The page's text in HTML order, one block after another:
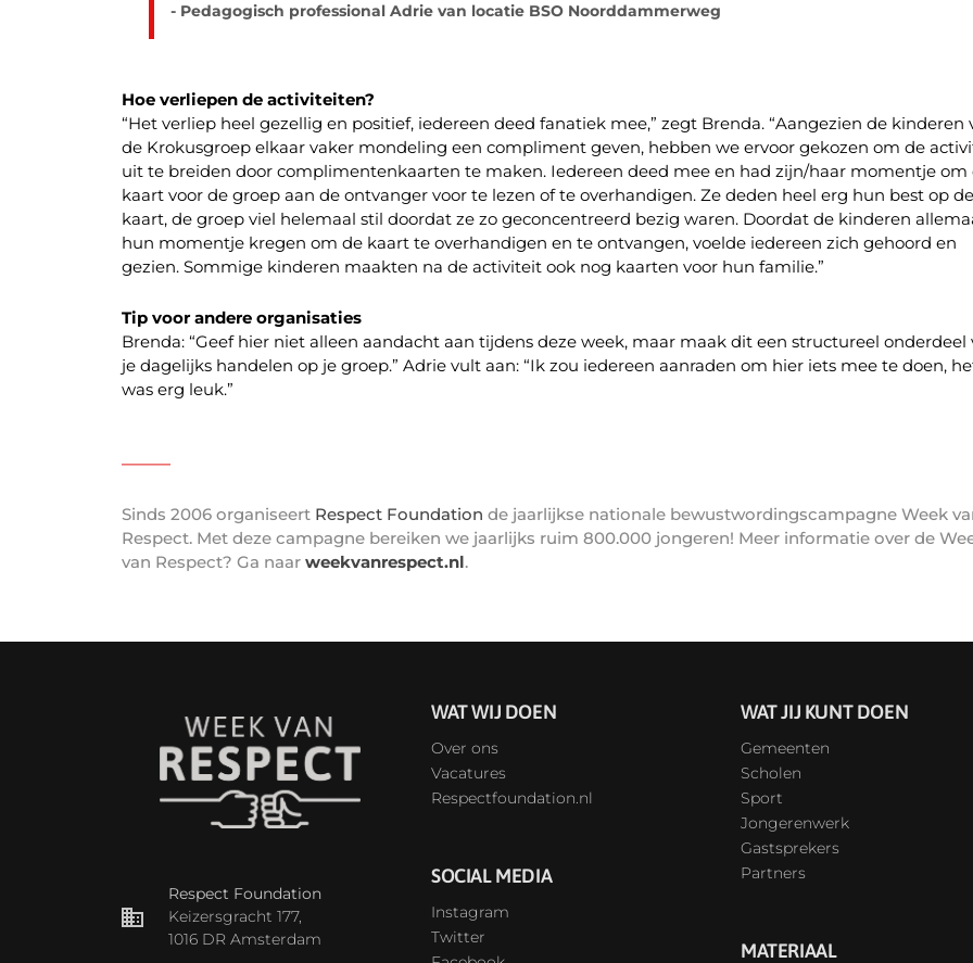
- Pedagogisch professional Adrie van locatie BSO Noorddammerweg
Hoe verliepen de activiteiten?
“Het verliep heel gezellig en positief, iedereen deed fanatiek mee,” zegt Brenda. “Aangezien de kinderen
de Krokusgroep elkaar vaker mondeling een compliment geven, hebben we ervoor gekozen om de
uit te breiden door complimentenkaarten te maken. Iedereen deed mee en had zijn/haar momentje om
kaart voor de groep aan de ontvanger voor te lezen of te overhandigen. Ze deden heel erg hun best op de
kaart, de groep viel helemaal stil doordat ze zo geconcentreerd bezig waren. Doordat de kinderen
hun momentje kregen om de kaart te overhandigen en te ontvangen, voelde iedereen zich gehoord en
gezien. Sommige kinderen maakten na de activiteit ook nog kaarten voor hun familie.”
Tip voor andere organisaties
Brenda: “Geef hier niet alleen aandacht aan tijdens deze week, maar maak dit een structureel onderdeel
je dagelijks handelen op je groep.” Adrie vult aan: “Ik zou iedereen aanraden om hier iets mee te doen,
was erg leuk.”
———
Sinds 2006 organiseert Respect Foundation de jaarlijkse nationale bewustwordingscampagne Week
Respect. Met deze campagne bereiken we jaarlijks ruim 800.000 jongeren! Meer informatie over de
van Respect? Ga naar weekvanrespect.nl.
Respect Foundation
Keizersgracht 177,
1016 DR Amsterdam
WAT WIJ DOEN
Over ons
Vacatures
Respectfoundation.nl
SOCIAL MEDIA
Instagram
Twitter
WAT JIJ KUNT DOEN
Gemeenten
Scholen
Sport
Jongerenwerk
Gastsprekers
Partners
MATERIAAL